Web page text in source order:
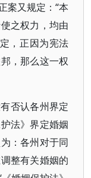
案又规定：“本
之权力，均由
，正因为宪法
，那么这一权
否认各州界定
法》界定婚姻
：各州对于同
整有关婚姻的